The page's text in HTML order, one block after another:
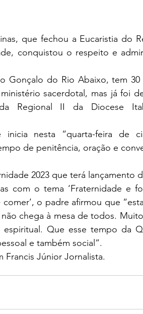
que fechou a Eucaristia do
conquistou o respeito e
Gonçalo do Rio Abaixo, tem 30
sacerdotal, mas já foi
Regional II da Diocese
nesta “quarta-feira de
de penitência, oração e
2023 que terá lançamento
com o tema ‘Fraternidade e
comer’, o padre afirmou que
chega à mesa de todos.
Que esse tempo da
e também social”.
Francis Júnior Jornalista.